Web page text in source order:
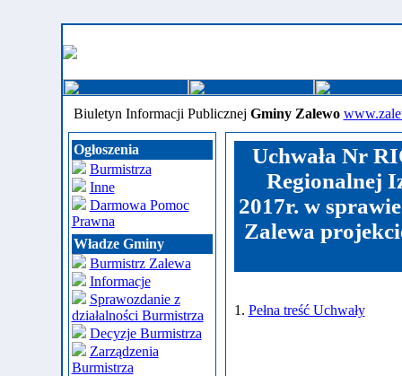
Biuletyn Informacji Publicznej Gminy Zalewo
Ogłoszenia
Burmistrza
Inne
Darmowa Pomoc
Prawna
Władze Gminy
Burmistrz Zalewa
Informacje
Sprawozdanie z
działalności Burmistrza
Decyzje Burmistrza
Zarządzenia
Burmistrza
Uchwała Nr
Regionalnej
2017r. w
Zalewa
1. Pełna treść Uchwały